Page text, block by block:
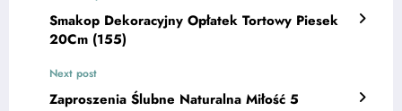
Smakop Dekoracyjny Opłatek Tortowy Piesek
20Cm (155)
Next post
Zaproszenia Ślubne Naturalna Miłość 5